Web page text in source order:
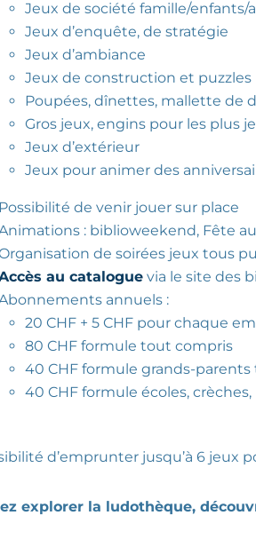
Jeux de société famille/enfants/
Jeux d’enquête, de stratégie
Jeux d’ambiance
Jeux de construction et puzzles
Poupées, dînettes, mallette de
Gros jeux, engins pour les plus
Jeux d’extérieur
Jeux pour animer des
Possibilité de venir jouer sur place
: biblioweekend, Fête
de soirées jeux tous
au catalogue via le site des
annuels :
20 CHF + 5 CHF pour chaque
80 CHF formule tout compris
40 CHF formule grands-
40 CHF formule écoles,
d’emprunter jusqu’à 6 jeux
explorer la ludothèque,